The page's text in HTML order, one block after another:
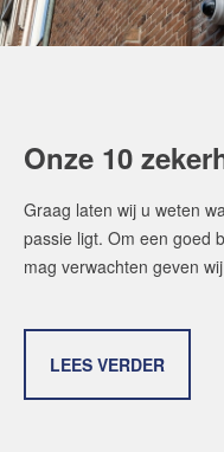
Onze 10
Graag laten wij u weten
passie ligt. Om een goed
mag verwachten geven
LEES VERDER